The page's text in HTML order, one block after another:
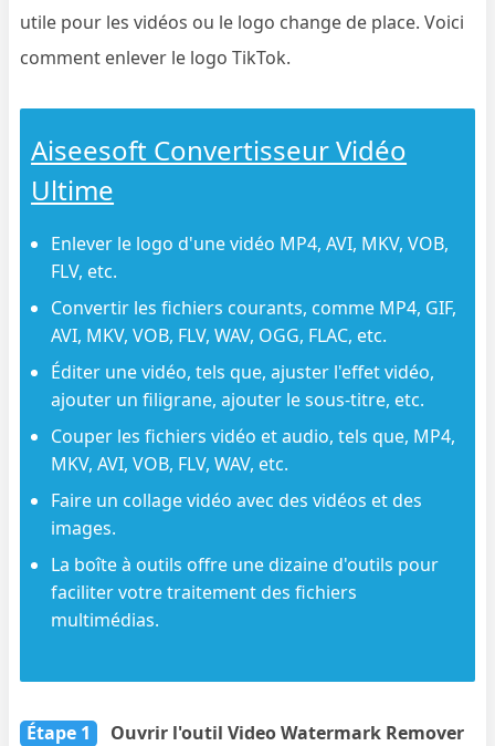
utile pour les vidéos ou le logo change de place. Voici
comment enlever le logo TikTok.
Aiseesoft Convertisseur Vidéo
Ultime
Enlever le logo d'une vidéo MP4, AVI, MKV, VOB,
FLV, etc.
Convertir les fichiers courants, comme MP4, GIF,
AVI, MKV, VOB, FLV, WAV, OGG, FLAC, etc.
Éditer une vidéo, tels que, ajuster l'effet vidéo,
ajouter un filigrane, ajouter le sous-titre, etc.
Couper les fichiers vidéo et audio, tels que, MP4,
MKV, AVI, VOB, FLV, WAV, etc.
Faire un collage vidéo avec des vidéos et des
images.
La boîte à outils offre une dizaine d'outils pour
faciliter votre traitement des fichiers
multimédias.
Étape 1
Ouvrir l'outil Video Watermark Remover